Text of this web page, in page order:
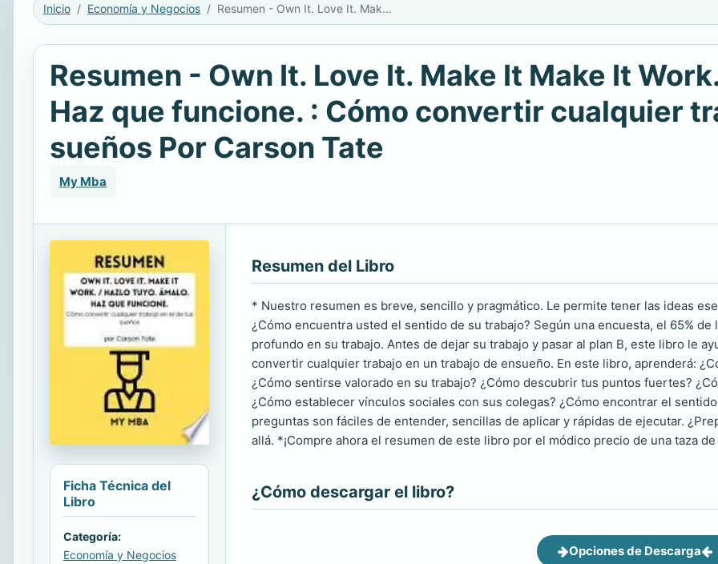
Inicio Economía y Negocios Resumen - Own It. Love It. Make It Make It Work. / Hazlo tuyo. Ámalo. Haz que funcione. : Cómo convertir cualquier trabajo en el de tus sueños Por Carson Tate
Resumen - Own It. Love It. Make It Make It
Haz que funcione. : Cómo convertir cualquier
sueños Por Carson Tate
My Mba
Ficha Técnica del
Libro
Categoría:
Economía y Negocios
Resumen del Libro
* Nuestro resumen es breve, sencillo y pragmático. Le permite tener las ideas
¿Cómo encuentra usted el sentido de su trabajo? Según una encuesta, el 65%
profundo en su trabajo. Antes de dejar su trabajo y pasar al plan B, este libro le
convertir cualquier trabajo en un trabajo de ensueño. En este libro, aprenderá:
¿Cómo sentirse valorado en su trabajo? ¿Cómo descubrir tus puntos fuertes?
¿Cómo establecer vínculos sociales con sus colegas? ¿Cómo encontrar el
preguntas son fáciles de entender, sencillas de aplicar y rápidas de ejecutar.
allá. *¡Compre ahora el resumen de este libro por el módico precio de una taza
¿Cómo descargar el libro?
Opciones de Descarga